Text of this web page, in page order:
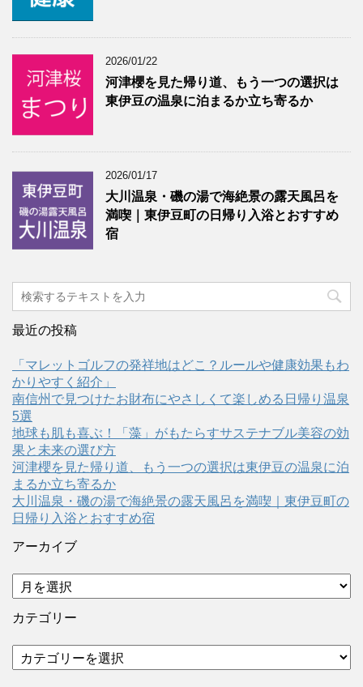
2026/01/22
河津櫻を見た帰り道、もう一つの選択は
東伊豆の温泉に泊まるか立ち寄るか
2026/01/17
大川温泉・磯の湯で海絶景の露天風呂を
満喫｜東伊豆町の日帰り入浴とおすすめ
宿
最近の投稿
「マレットゴルフの発祥地はどこ？ルールや健康効果もわ
かりやすく紹介」
南信州で見つけたお財布にやさしくて楽しめる日帰り温泉
5選
地球も肌も喜ぶ！「藻」がもたらすサステナブル美容の効
果と未来の選び方
河津櫻を見た帰り道、もう一つの選択は東伊豆の温泉に泊
まるか立ち寄るか
大川温泉・磯の湯で海絶景の露天風呂を満喫｜東伊豆町の
日帰り入浴とおすすめ宿
アーカイブ
ア
ー
カ
ブ
カテゴリー
テ